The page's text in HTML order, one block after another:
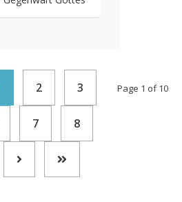
Page 1 of 10
2 3
7 8